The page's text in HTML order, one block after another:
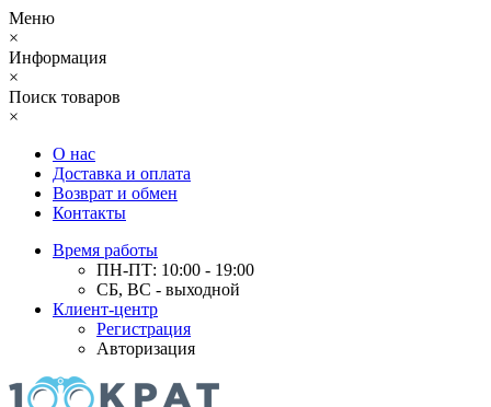
Меню
×
Информация
×
Поиск товаров
×
О нас
Доставка и оплата
Возврат и обмен
Контакты
Время работы
ПН-ПТ: 10:00 - 19:00
СБ, ВС - выходной
Клиент-центр
Регистрация
Авторизация